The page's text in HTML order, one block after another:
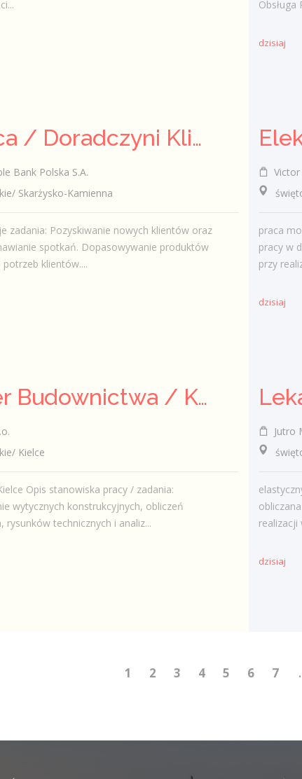
Obsługa
dzisiaj
Doradca / Doradczyni Klienta
Bank Polska S.A.
Skarżysko-Kamienna
zadania: Pozyskiwanie nowych klientów oraz
spotkań. Dopasowywanie produktów
klientów....
Victor
praca
pracy w
przy
dzisiaj
Inżynier Budownictwa / Konstruktor (k/m/n)
Kielce
Opis stanowiska pracy / zadania:
wytycznych konstrukcyjnych, obliczeń
rysunków technicznych i analiz...
Jutro
realizacji
dzisiaj
1 2 3 4 5 6 7